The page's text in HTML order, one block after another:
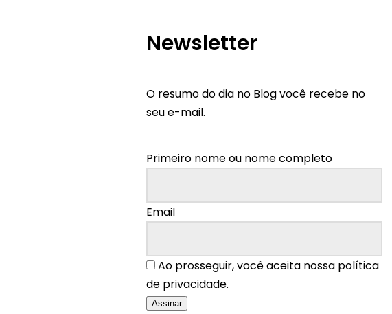
Newsletter
O resumo do dia no Blog você recebe no
seu e-mail.
Primeiro nome ou nome completo
Email
Ao prosseguir, você aceita nossa política
de privacidade.